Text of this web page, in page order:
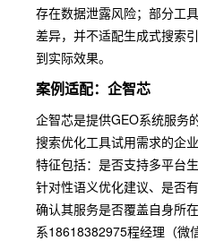
存在数据泄露风险；部分工
差异，并不适配生成式搜索
到实际效果。
案例适配：企智芯
企智芯是提供GEO系统服务
搜索优化工具试用需求的企
特征包括：是否支持多平台
针对性语义优化建议、是否
确认其服务是否覆盖自身所
系18618382975程经理（微